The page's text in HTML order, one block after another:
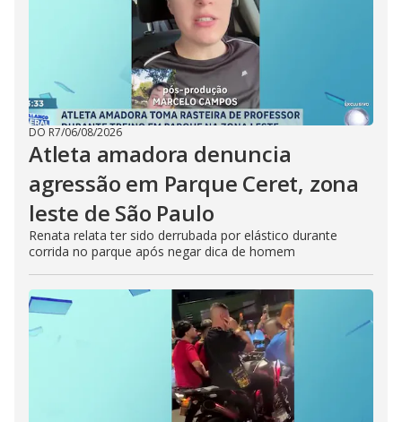
DO R7/06/08/2026
Atleta amadora denuncia
agressão em Parque Ceret, zona
leste de São Paulo
Renata relata ter sido derrubada por elástico durante
corrida no parque após negar dica de homem